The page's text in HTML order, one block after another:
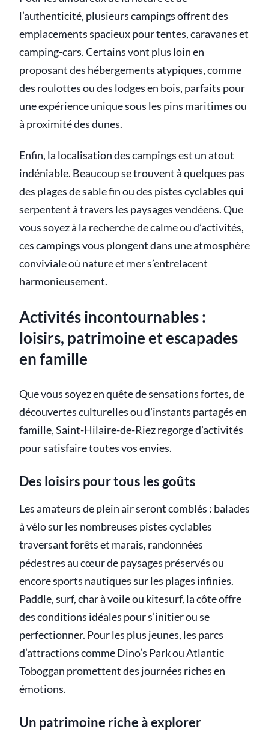
l’authenticité, plusieurs campings offrent des
emplacements spacieux pour tentes, caravanes et
camping-cars. Certains vont plus loin en
proposant des hébergements atypiques, comme
des roulottes ou des lodges en bois, parfaits pour
une expérience unique sous les pins maritimes ou
à proximité des dunes.
Enfin, la localisation des campings est un atout
indéniable. Beaucoup se trouvent à quelques pas
des plages de sable fin ou des pistes cyclables qui
serpentent à travers les paysages vendéens. Que
vous soyez à la recherche de calme ou d’activités,
ces campings vous plongent dans une atmosphère
conviviale où nature et mer s’entrelacent
harmonieusement.
Activités incontournables :
loisirs, patrimoine et escapades
en famille
Que vous soyez en quête de sensations fortes, de
découvertes culturelles ou d'instants partagés en
famille, Saint-Hilaire-de-Riez regorge d'activités
pour satisfaire toutes vos envies.
Des loisirs pour tous les goûts
Les amateurs de plein air seront comblés : balades
à vélo sur les nombreuses pistes cyclables
traversant forêts et marais, randonnées
pédestres au cœur de paysages préservés ou
encore sports nautiques sur les plages infinies.
Paddle, surf, char à voile ou kitesurf, la côte offre
des conditions idéales pour s’initier ou se
perfectionner. Pour les plus jeunes, les parcs
d’attractions comme Dino’s Park ou Atlantic
Toboggan promettent des journées riches en
émotions.
Un patrimoine riche à explorer